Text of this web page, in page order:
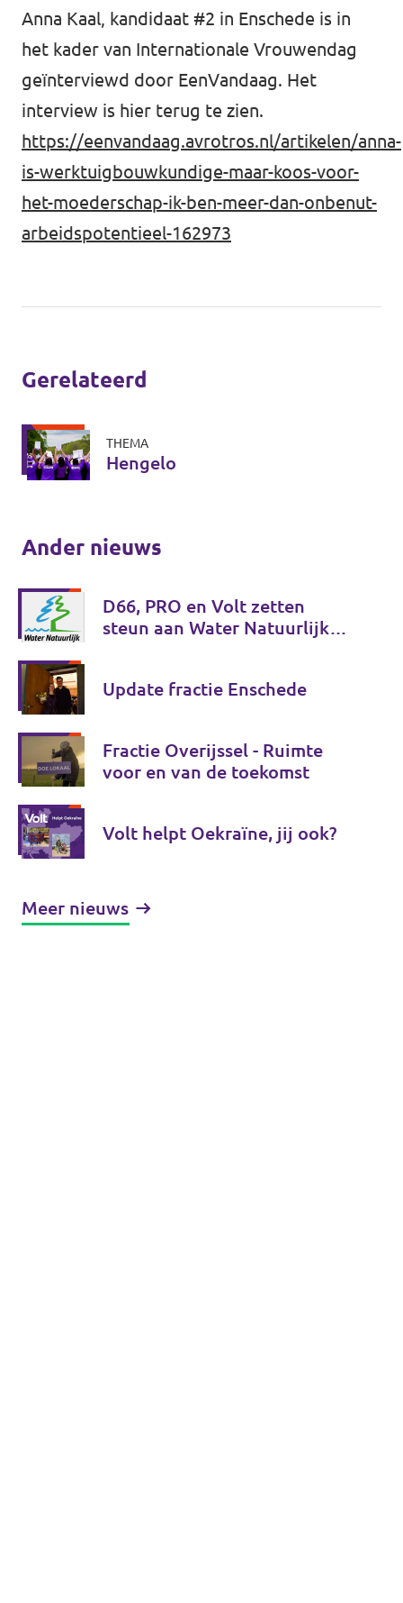
Anna Kaal, kandidaat #2 in Enschede is in
het kader van Internationale Vrouwendag
geïnterviewd door EenVandaag. Het
interview is hier terug te zien.
https://eenvandaag.avrotros.nl/artikelen/anna-
is-werktuigbouwkundige-maar-koos-voor-
het-moederschap-ik-ben-meer-dan-onbenut-
arbeidspotentieel-162973
Gerelateerd
THEMA
Hengelo
Ander nieuws
D66, PRO en Volt zetten
steun aan Water Natuurlijk
Update fractie Enschede
Fractie Overijssel - Ruimte
voor en van de toekomst
Volt helpt Oekraïne, jij ook?
Meer nieuws